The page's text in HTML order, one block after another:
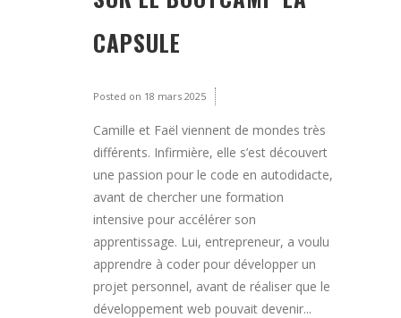
CAPSULE
Posted on 18 mars 2025
Camille et Faël viennent de mondes très
différents. Infirmière, elle s’est découvert
une passion pour le code en autodidacte,
avant de chercher une formation
intensive pour accélérer son
apprentissage. Lui, entrepreneur, a voulu
apprendre à coder pour développer un
projet personnel, avant de réaliser que le
développement web pouvait devenir...